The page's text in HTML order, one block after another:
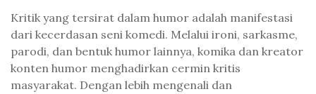
Kritik yang tersirat dalam humor adalah manifestasi
dari kecerdasan seni komedi. Melalui ironi, sarkasme,
parodi, dan bentuk humor lainnya, komika dan kreator
konten humor menghadirkan cermin kritis
masyarakat. Dengan lebih mengenali dan